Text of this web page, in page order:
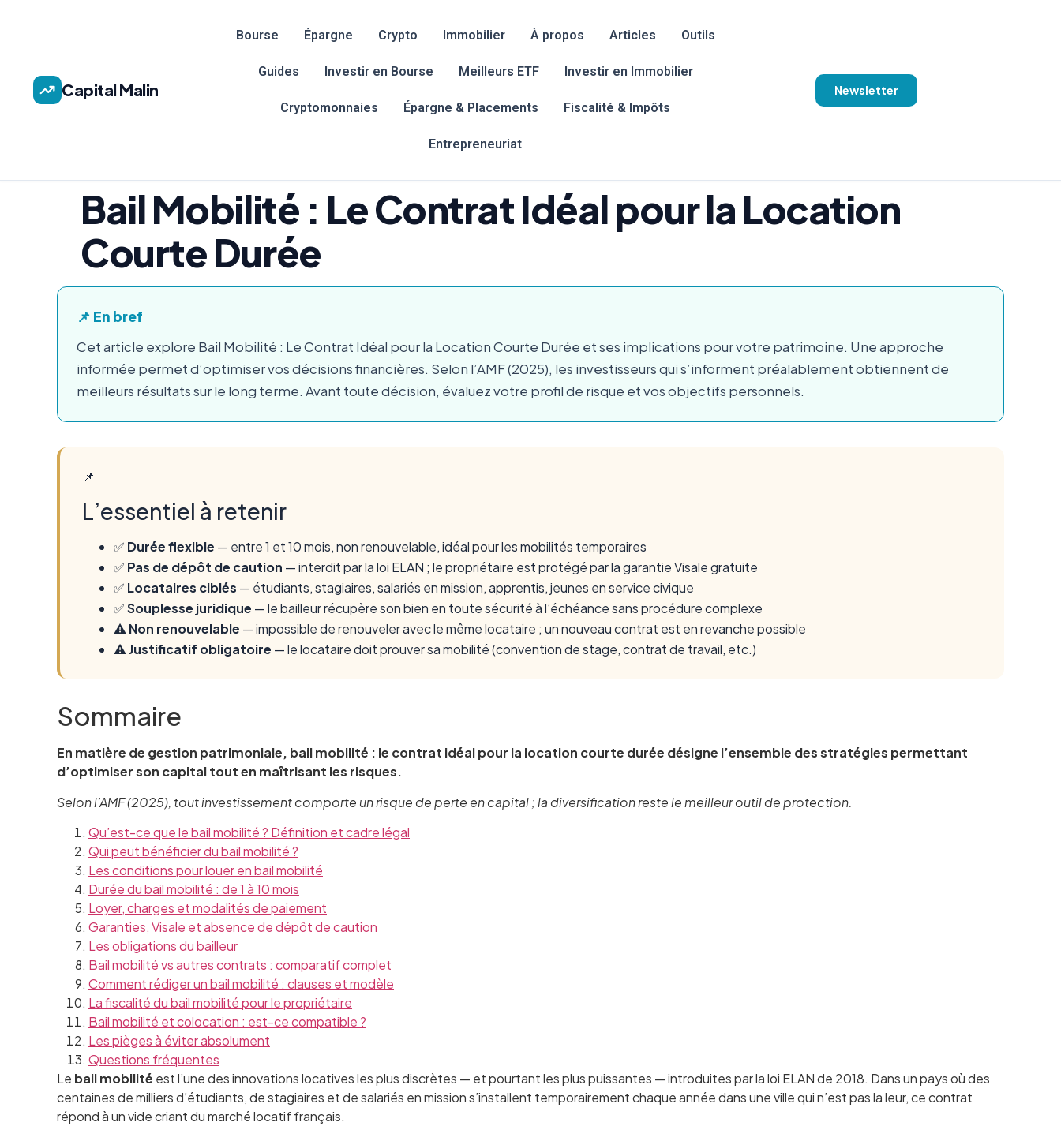
Capital Malin
Bourse Épargne Crypto Immobilier À propos Articles Outils
Guides Investir en Bourse Meilleurs ETF Investir en Immobilier
Cryptomonnaies Épargne & Placements Fiscalité & Impôts
Entrepreneuriat
Newsletter
Bail Mobilité : Le Contrat Idéal pour la Location
Courte Durée
📌 En bref
Cet article explore Bail Mobilité : Le Contrat Idéal pour la Location Courte Durée et ses implications pour votre patrimoine. Une approche
informée permet d’optimiser vos décisions financières. Selon l’AMF (2025), les investisseurs qui s’informent préalablement obtiennent de
meilleurs résultats sur le long terme. Avant toute décision, évaluez votre profil de risque et vos objectifs personnels.
📌
L’essentiel à retenir
✅ Durée flexible — entre 1 et 10 mois, non renouvelable, idéal pour les mobilités temporaires
✅ Pas de dépôt de caution — interdit par la loi ELAN ; le propriétaire est protégé par la garantie Visale gratuite
✅ Locataires ciblés — étudiants, stagiaires, salariés en mission, apprentis, jeunes en service civique
✅Souplesse juridique — le bailleur récupère son bien en toute sécurité à l’échéance sans procédure complexe
⚠️Non renouvelable — impossible de renouveler avec le même locataire ; un nouveau contrat est en revanche possible
⚠️Justificatif obligatoire — le locataire doit prouver sa mobilité (convention de stage, contrat de travail, etc.)
Sommaire
En matière de gestion patrimoniale, bail mobilité : le contrat idéal pour la location courte durée désigne l’ensemble des stratégies permettant
d’optimiser son capital tout en maîtrisant les risques.
Selon l’AMF (2025), tout investissement comporte un risque de perte en capital ; la diversification reste le meilleur outil de protection.
Qu’est-ce que le bail mobilité ? Définition et cadre légal
Qui peut bénéficier du bail mobilité ?
Les conditions pour louer en bail mobilité
Durée du bail mobilité : de 1 à 10 mois
Loyer, charges et modalités de paiement
Garanties, Visale et absence de dépôt de caution
Les obligations du bailleur
Bail mobilité vs autres contrats : comparatif complet
Comment rédiger un bail mobilité : clauses et modèle
La fiscalité du bail mobilité pour le propriétaire
Bail mobilité et colocation : est-ce compatible ?
Les pièges à éviter absolument
Questions fréquentes
Le bail mobilité est l’une des innovations locatives les plus discrètes — et pourtant les plus puissantes — introduites par la loi ELAN de 2018. Dans un pays où des
centaines de milliers d’étudiants, de stagiaires et de salariés en mission s’installent temporairement chaque année dans une ville qui n’est pas la leur, ce contrat
répond à un vide criant du marché locatif français.